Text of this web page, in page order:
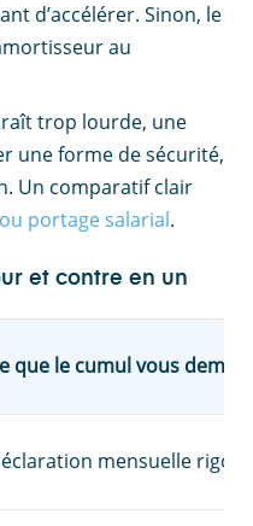
d’accélérer. Sinon, le
au
trop lourde, une
une forme de sécurité,
Un comparatif clair
portage salarial.
et contre en un
que le cumul vous
mensuelle